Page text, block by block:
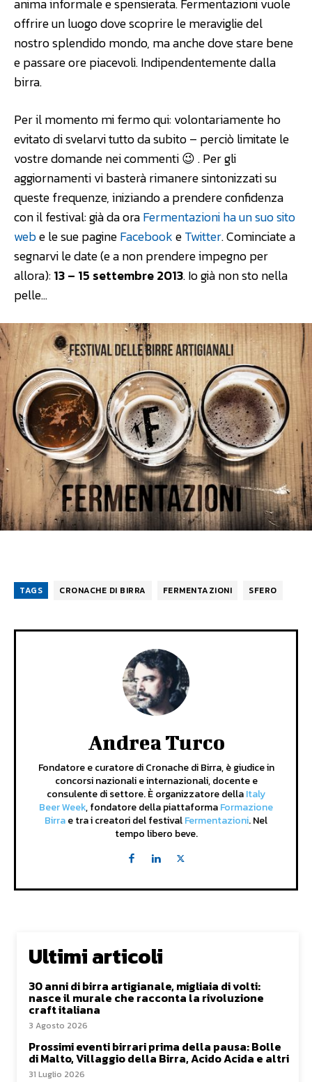
anima informale e spensierata. Fermentazioni vuole
offrire un luogo dove scoprire le meraviglie del
nostro splendido mondo, ma anche dove stare bene
e passare ore piacevoli. Indipendentemente dalla
birra.
Per il momento mi fermo qui: volontariamente ho
evitato di svelarvi tutto da subito – perciò limitate le
vostre domande nei commenti 😉 . Per gli
aggiornamenti vi basterà rimanere sintonizzati su
queste frequenze, iniziando a prendere confidenza
con il festival: già da oraFermentazioni ha un suo sito
webe le sue pagineFacebookeTwitter. Cominciate a
segnarvi le date (e a non prendere impegno per
allora):13 – 15 settembre 2013. Io già non sto nella
pelle…
TAGS CRONACHE DI BIRRA FERMENTAZIONI SFERO
Andrea Turco
Fondatore e curatore di Cronache di Birra, è giudice in
concorsi nazionali e internazionali, docente e
consulente di settore. È organizzatore dellaItaly
Beer Week, fondatore della piattaformaFormazione
Birrae tra i creatori del festivalFermentazioni. Nel
tempo libero beve.
Ultimi articoli
30 anni di birra artigianale, migliaia di volti:
nasce il murale che racconta la rivoluzione
craft italiana
3 Agosto 2026
Prossimi eventi birrari prima della pausa: Bolle
di Malto, Villaggio della Birra, Acido Acida e altri
31 Luglio 2026